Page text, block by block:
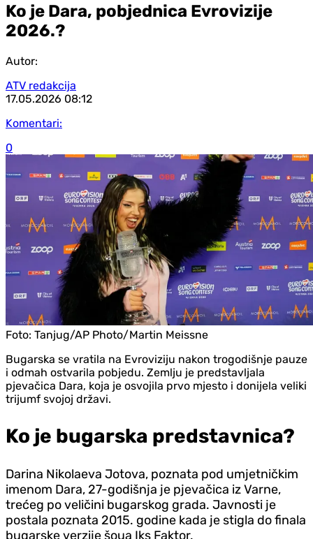
Ko je Dara, pobjednica Evrovizije
2026.?
Autor:
ATV redakcija
17.05.2026 08:12
Komentari:
0
Foto: Tanjug/AP Photo/Martin Meissne
Bugarska se vratila na Evroviziju nakon trogodišnje pauze
i odmah ostvarila pobjedu. Zemlju je predstavljala
pjevačica Dara, koja je osvojila prvo mjesto i donijela veliki
trijumf svojoj državi.
Ko je bugarska predstavnica?
Darina Nikolaeva Jotova, poznata pod umjetničkim
imenom Dara, 27-godišnja je pjevačica iz Varne,
trećeg po veličini bugarskog grada. Javnosti je
postala poznata 2015. godine kada je stigla do finala
bugarske verzije šoua Iks Faktor.